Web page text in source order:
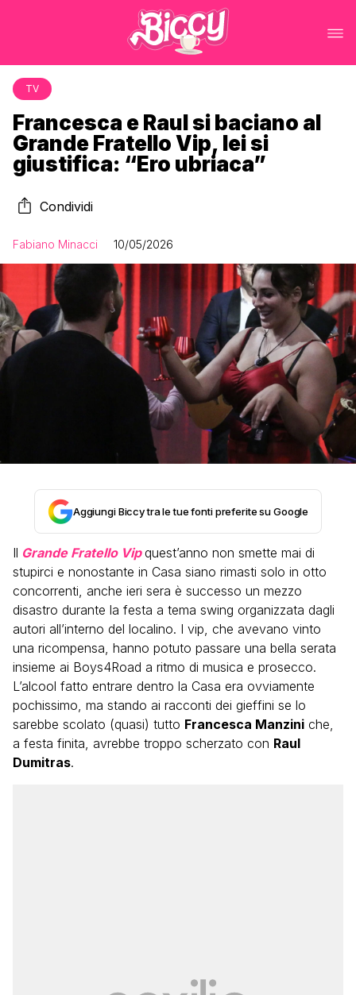
TV
Francesca e Raul si baciano al
Grande Fratello Vip, lei si
giustifica: “Ero ubriaca”
Condividi
Fabiano Minacci 10/05/2026
Aggiungi Biccy tra le tue fonti preferite su Google
Il Grande Fratello Vip quest’anno non smette mai di
stupirci e nonostante in Casa siano rimasti solo in otto
concorrenti, anche ieri sera è successo un mezzo
disastro durante la festa a tema swing organizzata dagli
autori all’interno del localino. I vip, che avevano vinto
una ricompensa, hanno potuto passare una bella serata
insieme ai Boys4Road a ritmo di musica e prosecco.
L’alcool fatto entrare dentro la Casa era ovviamente
pochissimo, ma stando ai racconti dei gieffini se lo
sarebbe scolato (quasi) tutto Francesca Manzini che,
a festa finita, avrebbe troppo scherzato con Raul
Dumitras.